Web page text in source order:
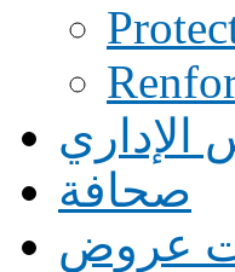
الإداري
صحافة
عروض